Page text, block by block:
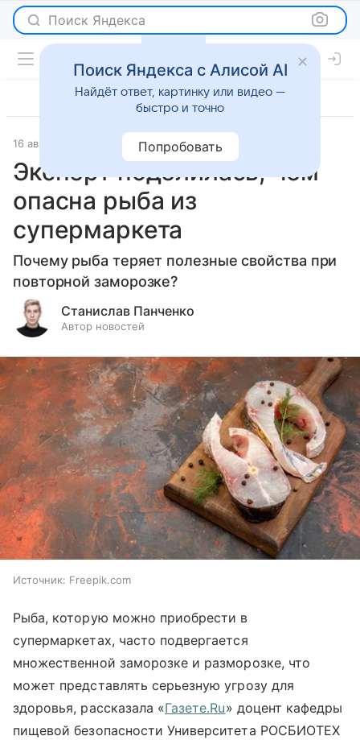
Поиск Яндекса
16 августа 2025 О важном
Эксперт поделилась, чем
опасна рыба из
супермаркета
Почему рыба теряет полезные свойства при
повторной заморозке?
Станислав Панченко
Автор новостей
Источник: Freepik.com
Рыба, которую можно приобрести в
супермаркетах, часто подвергается
множественной заморозке и разморозке, что
может представлять серьезную угрозу для
здоровья, рассказала «Газете.Ru» доцент кафедры
пищевой безопасности Университета РОСБИОТЕХ
Поиск Яндекса с Алисой AI
Найдёт ответ, картинку или видео —
быстро и точно
Попробовать